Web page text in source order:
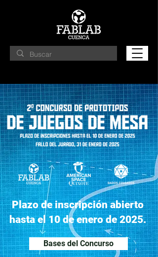
Plazo de inscripción abierto
hasta el 10 de enero de 2025.
Bases del Concurso